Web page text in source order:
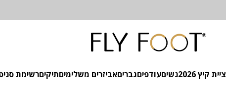
קיץ 2026 נשיםעודפיםגבריםאביזרים משלימיםתיקיםרשימת